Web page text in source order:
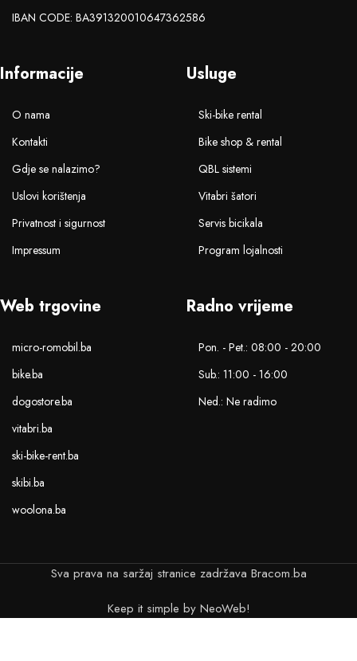
IBAN CODE: BA391320010647362586
Informacije
O nama
Kontakti
Gdje se nalazimo?
Uslovi korištenja
Privatnost i sigurnost
Impressum
Usluge
Ski-bike rental
Bike shop & rental
QBL sistemi
Vitabri šatori
Servis bicikala
Program lojalnosti
Web trgovine
micro-romobil.ba
bike.ba
dogostore.ba
vitabri.ba
ski-bike-rent.ba
skibi.ba
woolona.ba
Radno vrijeme
Pon. - Pet.: 08:00 - 20:00
Sub.: 11:00 - 16:00
Ned.: Ne radimo
Sva prava na saržaj stranice zadržava Bracom.ba
Keep it simple by NeoWeb!